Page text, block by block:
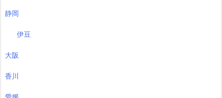
静岡
伊豆
大阪
香川